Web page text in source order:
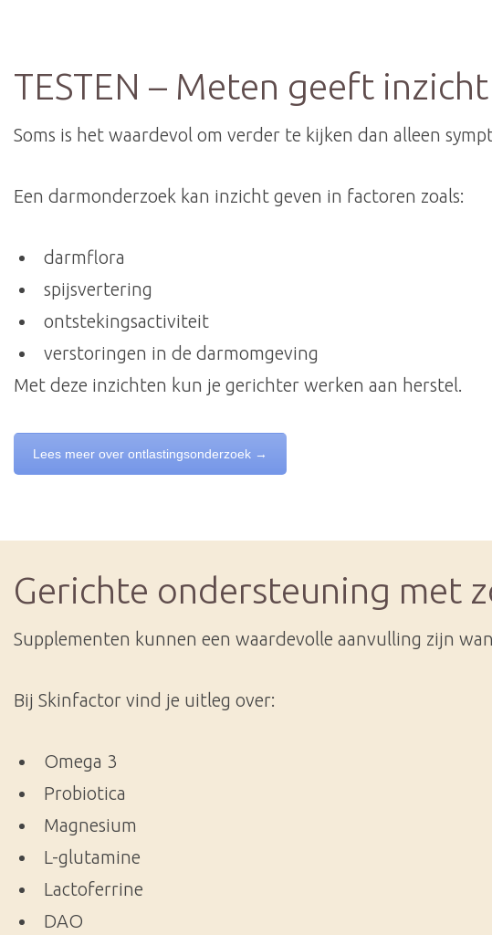
TESTEN – Meten geeft inzicht
Soms is het waardevol om verder te kijken dan alleen
Een darmonderzoek kan inzicht geven in factoren zoals:
darmflora
spijsvertering
ontstekingsactiviteit
verstoringen in de darmomgeving
Met deze inzichten kun je gerichter werken aan herstel.
Lees meer over ontlastingsonderzoek →
Gerichte ondersteuning met
Supplementen kunnen een waardevolle aanvulling zijn
Bij Skinfactor vind je uitleg over:
Omega 3
Probiotica
Magnesium
L-glutamine
Lactoferrine
DAO